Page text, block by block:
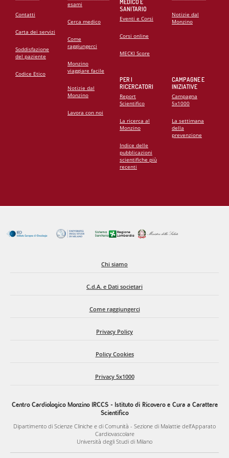
Contatti
Carta dei servizi
Soddisfazione
del paziente
Codice Etico
esami
Cerca medico
Come
raggiungerci
Monzino
viaggiare facile
Notizie dal
Monzino
Lavora con noi
MEDICO E
SANITARIO
Eventi e Corsi
Corsi online
MECKI Score
PER I
RICERCATORI
Report
Scientifico
La ricerca al
Monzino
Indice delle
pubblicazioni
scientifiche più
recenti
Notizie dal
Monzino
CAMPAGNE E
INIZIATIVE
Campagna
5x1000
La settimana
della
prevenzione
Chi siamo
C.d.A. e Dati societari
Come raggiungerci
Privacy Policy
Policy Cookies
Privacy 5x1000
Centro Cardiologico Monzino IRCCS - Istituto di Ricovero e Cura a Carattere
Scientifico
Dipartimento di Scienze Cliniche e di Comunità - Sezione di Malattie dell’Apparato
Cardiovascolare
Università degli Studi di Milano